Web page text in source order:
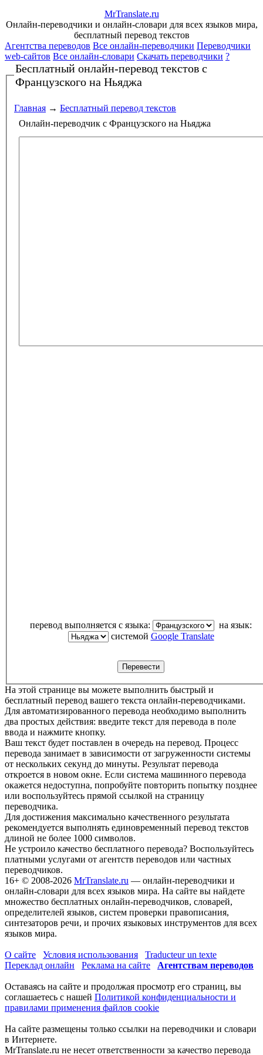
MrTranslate.ru
Онлайн-переводчики и онлайн-словари для всех языков мира,
бесплатный перевод текстов
Агентства переводов Все онлайн-переводчики Переводчики
web-сайтов Все онлайн-словари Скачать переводчики ?
Бесплатный онлайн-перевод текстов с
Французского на Ньяджа
Главная → Бесплатный перевод текстов
Онлайн-переводчик с Французского на Ньяджа
перевод выполняется с языка:
системой Google Translate
На этой странице вы можете выполнить быстрый и
бесплатный перевод вашего текста онлайн-переводчиками.
Для автоматизированного перевода необходимо выполнить
два простых действия: введите текст для перевода в поле
ввода и нажмите кнопку.
Ваш текст будет поставлен в очередь на перевод. Процесс
перевода занимает в зависимости от загруженности системы
от нескольких секунд до минуты. Результат перевода
откроется в новом окне. Если система машинного перевода
окажется недоступна, попробуйте повторить попытку позднее
или воспользуйтесь прямой ссылкой на страницу
переводчика.
Для достижения максимально качественного результата
рекомендуется выполнять единовременный перевод текстов
длиной не более 1000 символов.
Не устроило качество бесплатного перевода? Воспользуйтесь
платными услугами от агентств переводов или частных
переводчиков.
16+ © 2008-2026 MrTranslate.ru — онлайн-переводчики и
онлайн-словари для всех языков мира. На сайте вы найдете
множество бесплатных онлайн-переводчиков, словарей,
определителей языков, систем проверки правописания,
синтезаторов речи, и прочих языковых инструментов для всех
языков мира.
О сайте Условия использования
Traducteur un texte
Переклад онлайн
Реклама на сайте Агентствам переводов
Оставаясь на сайте и продолжая просмотр его страниц, вы
соглашаетесь с нашей Политикой конфиденциальности и
правилами применения файлов cookie
На сайте размещены только ссылки на переводчики и словари
в Интернете.
MrTranslate.ru не несет ответственности за качество перевода